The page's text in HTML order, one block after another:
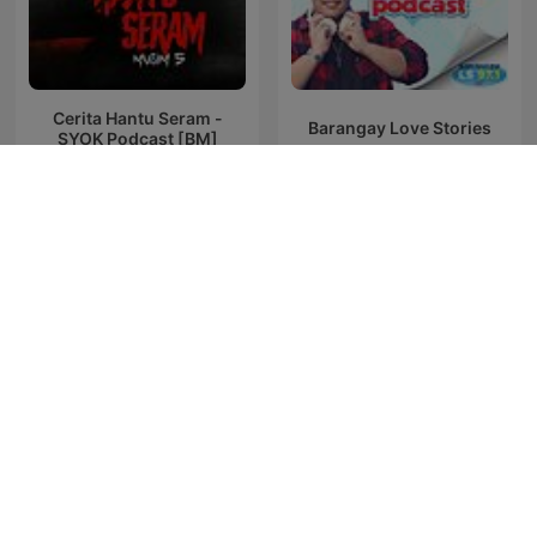
Cerita Hantu Seram -
SYOK Podcast [BM]
Barangay Love Stories